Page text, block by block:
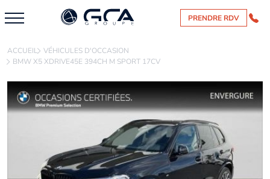
PRENDRE RDV
ACCUEIL VÉHICULES D'OCCASION
BMW X5 XDRIVE45E 394CH M SPORT 17CV